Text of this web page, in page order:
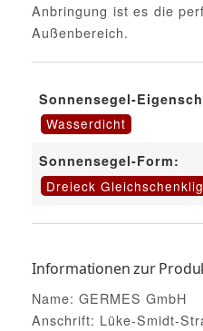
Anbringung ist es die
Außenbereich.
Sonnensegel-
Wasserdicht
Sonnensegel-Form:
Dreieck Gleichschenklig
Informationen zur
Name: GERMES GmbH
Anschrift: Lüke-Smidt-